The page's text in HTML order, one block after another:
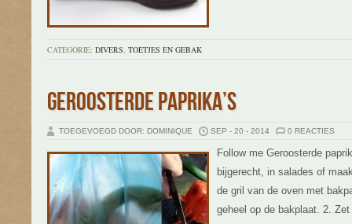
CATEGORIE: DIVERS, TOETJES EN GEBAK
GEROOSTERDE PAPRIKA’S
TOEGEVOEGD DOOR: DOMINIQUE SEP - 20 - 2014 0 REACTIES
Follow me Geroosterde
bijgerecht, in salades of
de gril van de oven met
geheel op de bakplaat. 2.